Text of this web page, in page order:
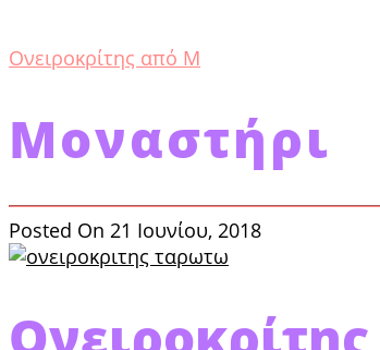
Ονειροκρίτης από Μ
Μοναστήρι
Posted On 21 Ιουνίου, 2018